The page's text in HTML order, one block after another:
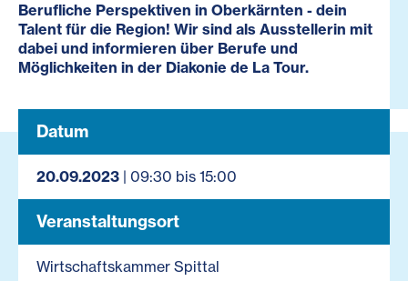
Berufliche Perspektiven in Oberkärnten - dein
Talent für die Region! Wir sind als Ausstellerin mit
dabei und informieren über Berufe und
Möglichkeiten in der Diakonie de La Tour.
Datum
20.09.2023 | 09:30 bis 15:00
Veranstaltungsort
Wirtschaftskammer Spittal